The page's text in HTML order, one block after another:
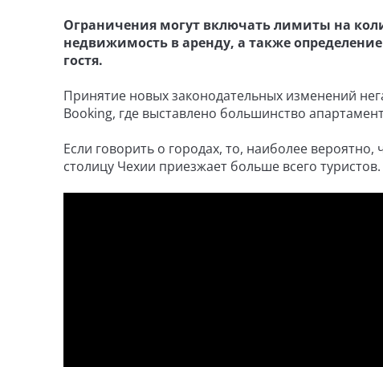
Ограничения могут включать лимиты на
недвижимость в аренду, а также
гостя.
Принятие новых законодательных изменений
Booking, где выставлено большинство
Если говорить о городах, то, наиболее
столицу Чехии приезжает больше всего туристов.